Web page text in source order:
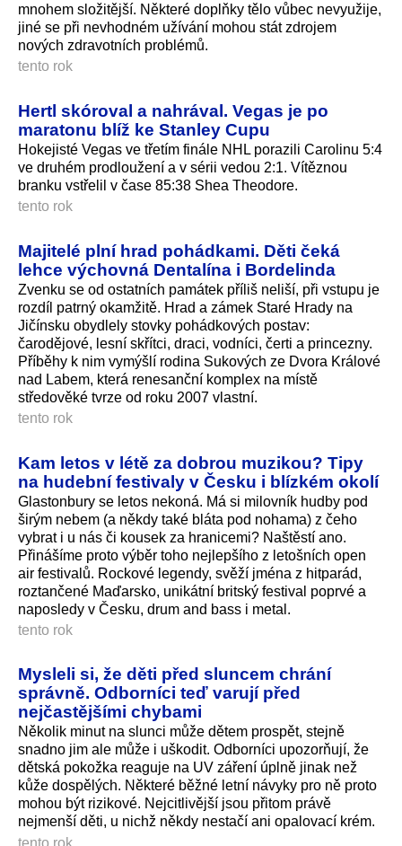
mnohem složitější. Některé doplňky tělo vůbec nevyužije,
jiné se při nevhodném užívání mohou stát zdrojem
nových zdravotních problémů.
tento rok
Hertl skóroval a nahrával. Vegas je po
maratonu blíž ke Stanley Cupu
Hokejisté Vegas ve třetím finále NHL porazili Carolinu 5:4
ve druhém prodloužení a v sérii vedou 2:1. Vítěznou
branku vstřelil v čase 85:38 Shea Theodore.
tento rok
Majitelé plní hrad pohádkami. Děti čeká
lehce výchovná Dentalína i Bordelinda
Zvenku se od ostatních památek příliš neliší, při vstupu je
rozdíl patrný okamžitě. Hrad a zámek Staré Hrady na
Jičínsku obydlely stovky pohádkových postav:
čarodějové, lesní skřítci, draci, vodníci, čerti a princezny.
Příběhy k nim vymýšlí rodina Sukových ze Dvora Králové
nad Labem, která renesanční komplex na místě
středověké tvrze od roku 2007 vlastní.
tento rok
Kam letos v létě za dobrou muzikou? Tipy
na hudební festivaly v Česku i blízkém okolí
Glastonbury se letos nekoná. Má si milovník hudby pod
širým nebem (a někdy také bláta pod nohama) z čeho
vybrat i u nás či kousek za hranicemi? Naštěstí ano.
Přinášíme proto výběr toho nejlepšího z letošních open
air festivalů. Rockové legendy, svěží jména z hitparád,
roztančené Maďarsko, unikátní britský festival poprvé a
naposledy v Česku, drum and bass i metal.
tento rok
Mysleli si, že děti před sluncem chrání
správně. Odborníci teď varují před
nejčastějšími chybami
Několik minut na slunci může dětem prospět, stejně
snadno jim ale může i uškodit. Odborníci upozorňují, že
dětská pokožka reaguje na UV záření úplně jinak než
kůže dospělých. Některé běžné letní návyky pro ně proto
mohou být rizikové. Nejcitlivější jsou přitom právě
nejmenší děti, u nichž někdy nestačí ani opalovací krém.
tento rok